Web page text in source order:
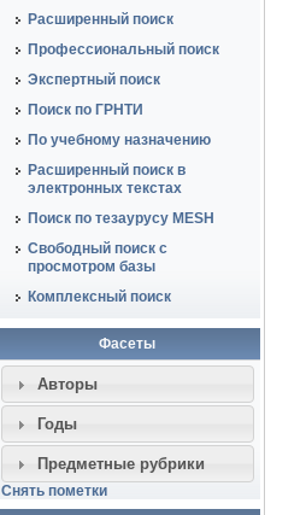
Расширенный поиск
Профессиональный поиск
Экспертный поиск
Поиск по ГРНТИ
По учебному назначению
Расширенный поиск в
электронных текстах
Поиск по тезаурусу MESH
Свободный поиск с
просмотром базы
Комплексный поиск
Фасеты
Авторы
Годы
Предметные рубрики
Снять пометки